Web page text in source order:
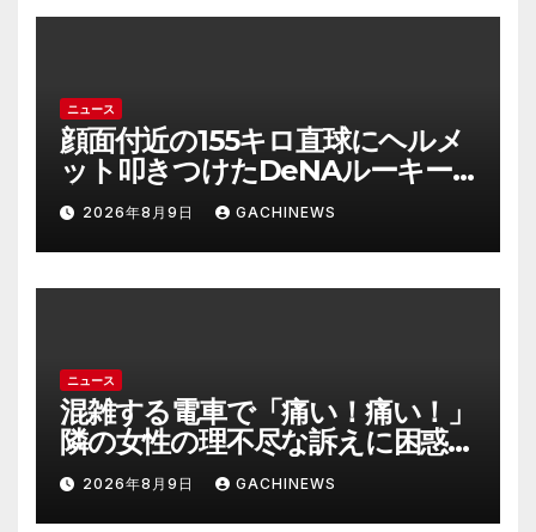
ニュース
顔面付近の155キロ直球にヘルメ
ット叩きつけたDeNAルーキー
宮下朝陽に擁護の声 「負けん気
必要」と球団OB(J-CASTニュー
ス)
2026年8月9日 GACHINEWS
ニュース
混雑する電車で「痛い！痛い！」
隣の女性の理不尽な訴えに困惑
時間が過ぎるのを待つしかなか
った(J-CASTニュース)
2026年8月9日 GACHINEWS